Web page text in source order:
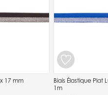
17 mm
Biais Élastique Plat
1m